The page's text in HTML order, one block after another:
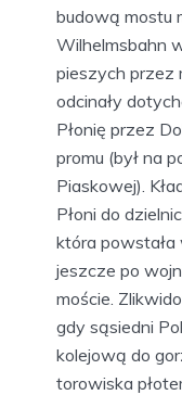
budową mostu
Wilhelmsbahn
pieszych przez
odcinały
Płonię przez
promu (był na
Piaskowej).
Płoni do
która powstała
jeszcze po
moście.
gdy sąsiedni
kolejową do
torowiska